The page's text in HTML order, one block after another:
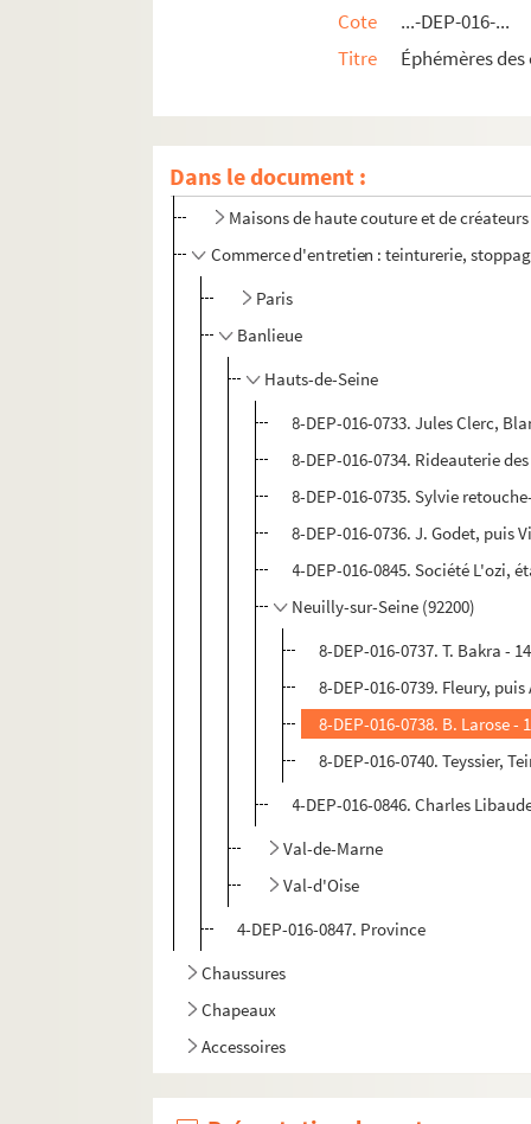
Cote
...-DEP-016-...
Titre
Éphémères
Dans le document :
Linge de maison, blanc, trousseaux
Commerces de confection et de prêt-à-
Marques de prêt-à-porter
Maisons de haute couture et de créateurs
Commerce d'entretien : teinturerie,
Paris
Banlieue
Hauts-de-Seine
8-DEP-016-0733. Jules Clerc,
8-DEP-016-0734. Rideauterie
8-DEP-016-0735. Sylvie
8-DEP-016-0736. J. Godet, puis
4-DEP-016-0845. Société L'ozi,
Neuilly-sur-Seine (92200)
8-DEP-016-0737. T. Bakra -
8-DEP-016-0739. Fleury,
8-DEP-016-0738. B. Larose -
8-DEP-016-0740. Teyssier,
4-DEP-016-0846. Charles
Val-de-Marne
Val-d'Oise
4-DEP-016-0847. Province
Chaussures
Chapeaux
Accessoires